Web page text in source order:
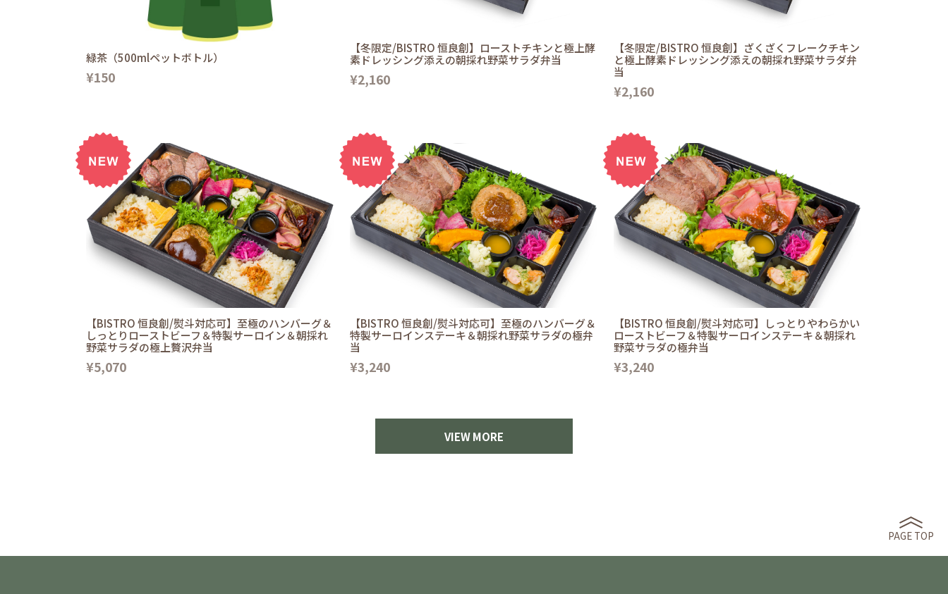
緑茶（500mlペットボトル）
¥150
【冬限定/BISTRO 恒良創】ローストチキンと極上酵
素ドレッシング添えの朝採れ野菜サラダ弁当
¥2,160
【冬限定/BISTRO 恒良創】ざくざくフレークチキン
と極上酵素ドレッシング添えの朝採れ野菜サラダ弁
当
¥2,160
【BISTRO 恒良創/熨斗対応可】至極のハンバーグ＆
しっとりローストビーフ＆特製サーロイン＆朝採れ
野菜サラダの極上贅沢弁当
¥5,070
【BISTRO 恒良創/熨斗対応可】至極のハンバーグ＆
特製サーロインステーキ＆朝採れ野菜サラダの極弁
当
¥3,240
【BISTRO 恒良創/熨斗対応可】しっとりやわらかい
ローストビーフ＆特製サーロインステーキ＆朝採れ
野菜サラダの極弁当
¥3,240
VIEW MORE
PAGE TOP